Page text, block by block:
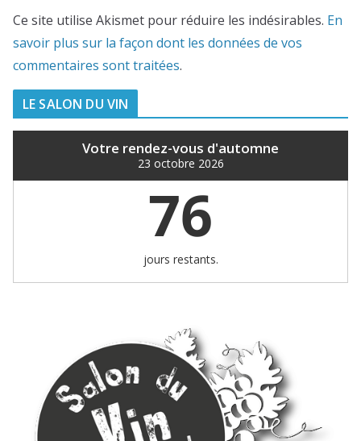
Ce site utilise Akismet pour réduire les indésirables. En
savoir plus sur la façon dont les données de vos
commentaires sont traitées.
LE SALON DU VIN
Votre rendez-vous d'automne
23 octobre 2026
76
jours restants.